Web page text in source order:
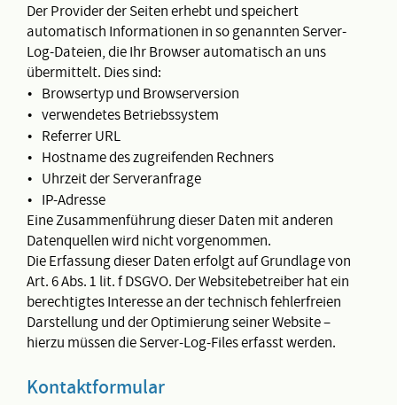
Der Provider der Seiten erhebt und speichert
automatisch Informationen in so genannten Server-
Log-Dateien, die Ihr Browser automatisch an uns
übermittelt. Dies sind:
Browsertyp und Browserversion
verwendetes Betriebssystem
Referrer URL
Hostname des zugreifenden Rechners
Uhrzeit der Serveranfrage
IP-Adresse
Eine Zusammenführung dieser Daten mit anderen
Datenquellen wird nicht vorgenommen.
Die Erfassung dieser Daten erfolgt auf Grundlage von
Art. 6 Abs. 1 lit. f DSGVO. Der Websitebetreiber hat ein
berechtigtes Interesse an der technisch fehlerfreien
Darstellung und der Optimierung seiner Website –
hierzu müssen die Server-Log-Files erfasst werden.
Kontaktformular